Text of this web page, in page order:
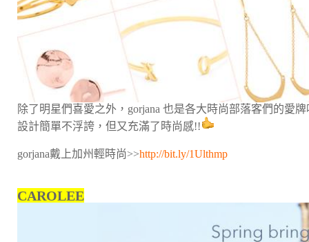
除了明星們喜愛之外，gorjana 也是各大時尚部落客們的愛牌
設計簡單不浮誇，但又充滿了時尚感!!
gorjana戴上加州輕時尚>>http://bit.ly/1Ulthmp
CAROLEE